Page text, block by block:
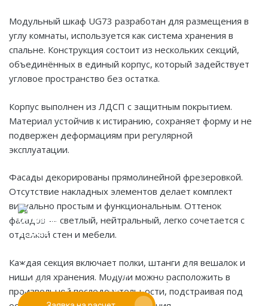
Модульный шкаф UG73 разработан для размещения в
углу комнаты, используется как система хранения в
спальне. Конструкция состоит из нескольких секций,
объединённых в единый корпус, который задействует
угловое пространство без остатка.
Корпус выполнен из ЛДСП с защитным покрытием.
Материал устойчив к истиранию, сохраняет форму и не
подвержен деформациям при регулярной
эксплуатации.
Фасады декорированы прямолинейной фрезеровкой.
Отсутствие накладных элементов делает комплект
визуально простым и функциональным. Оттенок
фасадов — светлый, нейтральный, легко сочетается с
отделкой стен и мебели.
Каждая секция включает полки, штанги для вешалок и
ниши для хранения. Модули можно расположить в
произвольной последовательности, подстраивая под
нам для предварительной оценки
При заказе от двух изделий
действует скидка до 10%